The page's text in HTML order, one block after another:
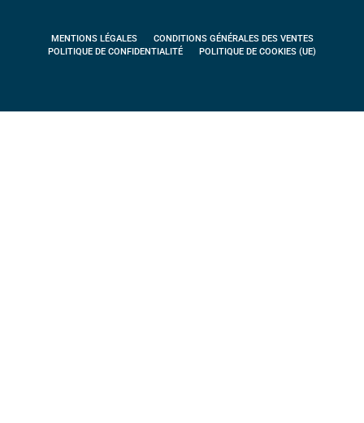
MENTIONS LÉGALES
CONDITIONS GÉNÉRALES DES VENTES
POLITIQUE DE CONFIDENTIALITÉ
POLITIQUE DE COOKIES (UE)